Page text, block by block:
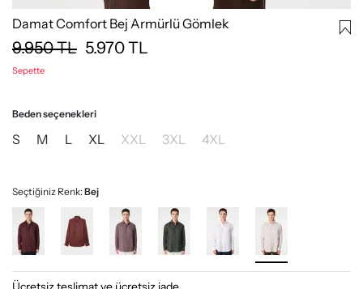
Damat Comfort Bej Armürlü Gömlek
9.950TL 5.970TL
Sepette
Beden seçenekleri
S M L XL XXL 3XL 4XL
Seçtiğiniz Renk:Bej